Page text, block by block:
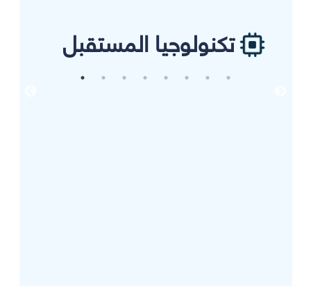
تكنولوجيا المستقبل